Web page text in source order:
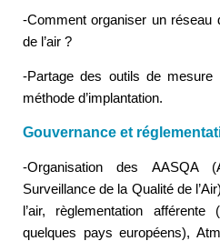
-Comment organiser un réseau
de l’air ?
-Partage des outils de
méthode d’implantation.
Gouvernance et
-Organisation des AASQA
Surveillance de la Qualité de
l’air, règlementation
quelques pays européens),